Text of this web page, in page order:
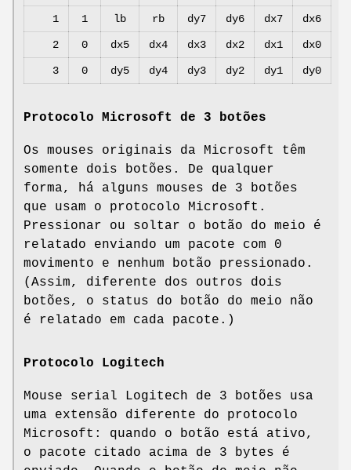
1 1 lb rb dy7 dy6 dx7 dx6
2 0 dx5 dx4 dx3 dx2 dx1 dx0
3 0 dy5 dy4 dy3 dy2 dy1 dy0
Protocolo Microsoft de 3 botões
Os mouses originais da Microsoft têm
somente dois botões. De qualquer
forma, há alguns mouses de 3 botões
que usam o protocolo Microsoft.
Pressionar ou soltar o botão do meio é
relatado enviando um pacote com 0
movimento e nenhum botão pressionado.
(Assim, diferente dos outros dois
botões, o status do botão do meio não
é relatado em cada pacote.)
Protocolo Logitech
Mouse serial Logitech de 3 botões usa
uma extensão diferente do protocolo
Microsoft: quando o botão está ativo,
o pacote citado acima de 3 bytes é